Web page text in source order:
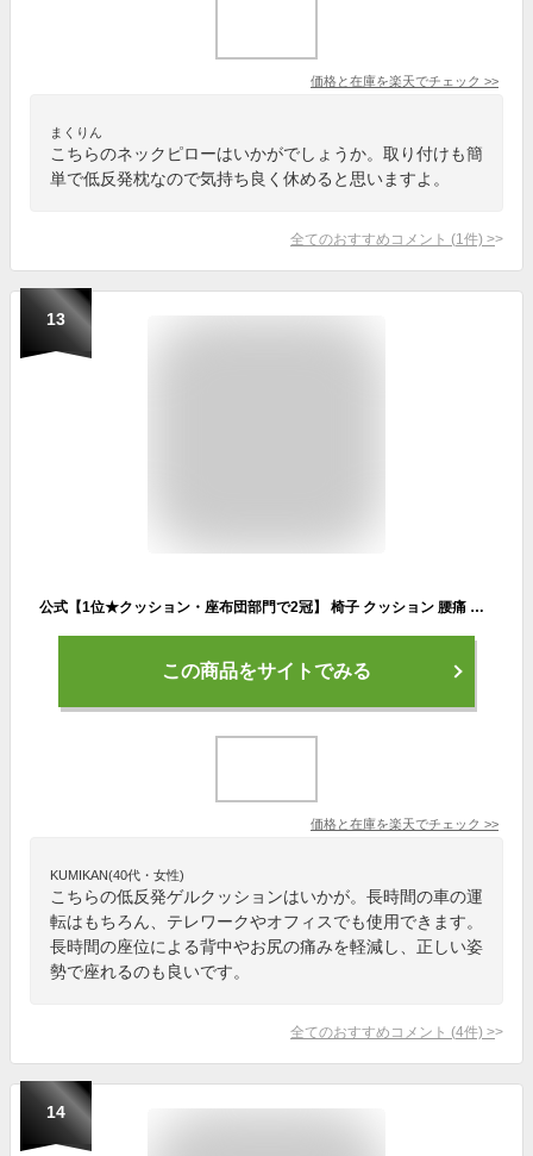
価格と在庫を楽天でチェック >>
まくりん
こちらのネックピローはいかがでしょうか。取り付けも簡
単で低反発枕なので気持ち良く休めると思いますよ。
全てのおすすめコメント (1 件) >
13
公式【1位★クッション・座布団部門で2冠】 椅子 クッション 腰痛 対策 低反発 ゲルクッション 姿勢矯正 チェアー 座椅子 オフィス 用 持ち運び デスク テレワーク 在宅 運転 車 骨盤 猫背 背中 痛い 矯正 姿勢 楽 疲れない ジェルクッション イス 床 座る 四角 坐骨神経痛
この商品をサイトでみる
価格と在庫を楽天でチェック >>
KUMIKAN(40代・女性)
こちらの低反発ゲルクッションはいかが。長時間の車の運
転はもちろん、テレワークやオフィスでも使用できます。
長時間の座位による背中やお尻の痛みを軽減し、正しい姿
勢で座れるのも良いです。
全てのおすすめコメント (4件) >
14